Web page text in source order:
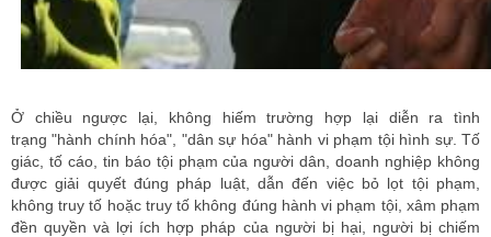
Ở chiều ngược lại, không hiếm trường hợp lại diễn ra tình
trạng"hành chính hóa", "dân sự hóa" hành vi phạm tội hình sự. Tố
giác, tố cáo, tin báo tội phạm của người dân, doanh nghiệp không
được giải quyết đúng pháp luật, dẫn đến việc bỏ lọt tội phạm,
không truy tố hoặc truy tố không đúng hành vi phạm tội, xâm phạm
đền quyền và lợi ích hợp pháp của người bị hại, người bị chiếm